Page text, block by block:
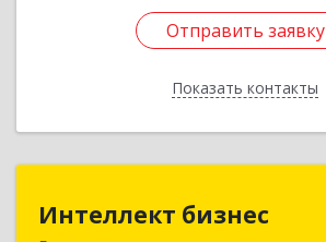
Отправить заявку
Показать контакты
Отправить заявку
Назад
Интеллект бизнес